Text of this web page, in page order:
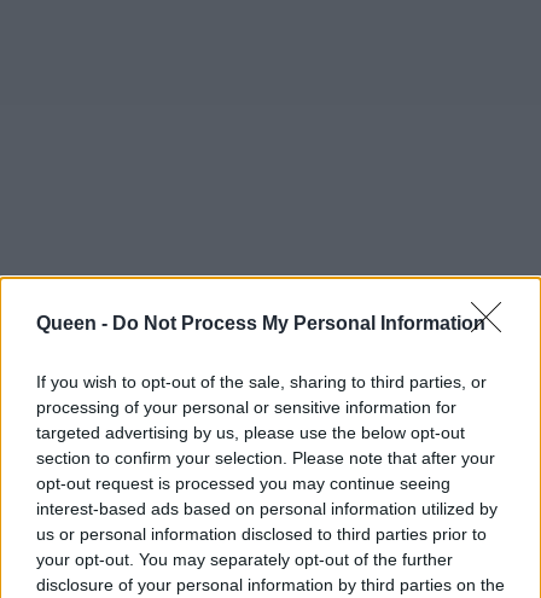
Queen - Do Not Process My Personal Information
If you wish to opt-out of the sale, sharing to third parties, or
processing of your personal or sensitive information for
targeted advertising by us, please use the below opt-out
section to confirm your selection. Please note that after your
opt-out request is processed you may continue seeing
interest-based ads based on personal information utilized by
us or personal information disclosed to third parties prior to
your opt-out. You may separately opt-out of the further
disclosure of your personal information by third parties on the